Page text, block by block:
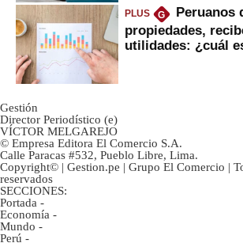
PLUS G
Peruanos
propiedades,
utilidades: ¿cuál
Gestión
Director Periodístico (e)
VÍCTOR MELGAREJO
© Empresa Editora El Comercio S.A.
Calle Paracas #532, Pueblo Libre, Lima.
Copyright© | Gestion.pe | Grupo El Comercio |
reservados
SECCIONES:
Portada -
Economía -
Mundo -
Perú -